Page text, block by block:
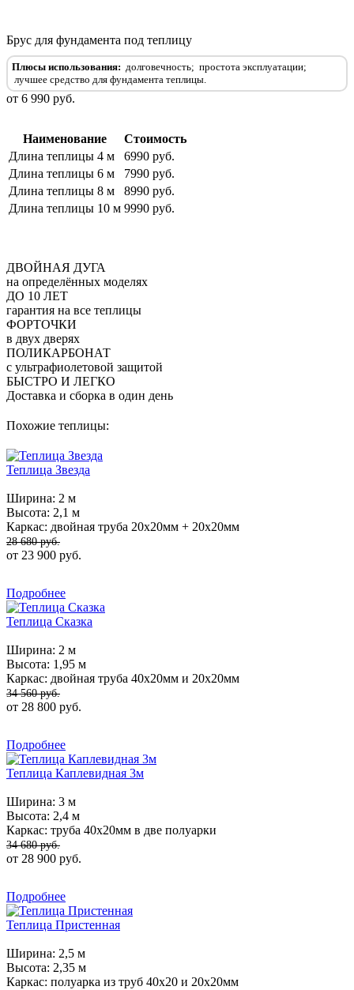
Брус для фундамента под теплицу
Плюсы использования: долговечность; простота эксплуатации;
лучшее средство для фундамента теплицы.
от 6 990 руб.
Наименование
Стоимость
Длина теплицы 4 м
6990 руб.
Длина теплицы 6 м
7990 руб.
Длина теплицы 8 м
8990 руб.
Длина теплицы 10 м 9990 руб.
ДВОЙНАЯ ДУГА
на определённых моделях
ДО 10 ЛЕТ
гарантия на все теплицы
ФОРТОЧКИ
в двух дверях
ПОЛИКАРБОНАТ
с ультрафиолетовой защитой
БЫСТРО И ЛЕГКО
Доставка и сборка в один день
Похожие теплицы:
Теплица Звезда
Ширина: 2 м
Высота: 2,1 м
Каркас: двойная труба 20х20мм + 20х20мм
28 680 руб.
от 23 900 руб.
Подробнее
Теплица Сказка
Ширина: 2 м
Высота: 1,95 м
Каркас: двойная труба 40х20мм и 20х20мм
34 560 руб.
от 28 800 руб.
Подробнее
Теплица Каплевидная 3м
Ширина: 3 м
Высота: 2,4 м
Каркас: труба 40х20мм в две полуарки
34 680 руб.
от 28 900 руб.
Подробнее
Теплица Пристенная
Ширина: 2,5 м
Высота: 2,35 м
Каркас: полуарка из труб 40х20 и 20х20мм